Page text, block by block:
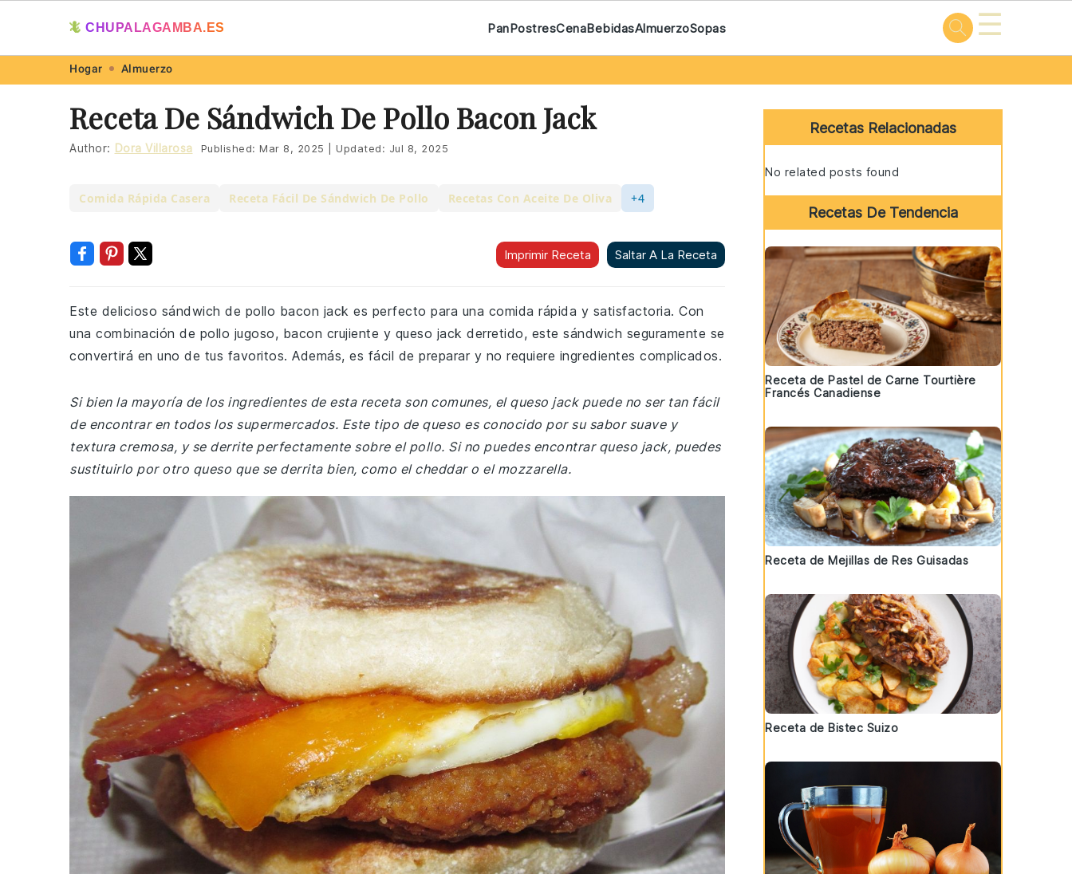
navigation
content
🦎 CHUPALAGAMBA.ES PanPostresCenaBebidasAlmuerzoSopas ☰
Hogar Almuerzo
Receta De Sándwich De Pollo Bacon Jack
Author: Dora Villarosa Published: Mar 8, 2025 Updated: Jul 8, 2025
Comida Rápida Casera Receta Fácil De Sándwich De Pollo Recetas Con Aceite De Oliva +4
Imprimir Receta Saltar A La Receta
Este delicioso sándwich de pollo bacon jack es perfecto para una comida rápida y satisfactoria. Con
una combinación de pollo jugoso, bacon crujiente y queso jack derretido, este sándwich seguramente se
convertirá en uno de tus favoritos. Además, es fácil de preparar y no requiere ingredientes complicados.
Si bien la mayoría de los ingredientes de esta receta son comunes, el queso jack puede no ser tan fácil
de encontrar en todos los supermercados. Este tipo de queso es conocido por su sabor suave y
textura cremosa, y se derrite perfectamente sobre el pollo. Si no puedes encontrar queso jack, puedes
sustituirlo por otro queso que se derrita bien, como el cheddar o el mozzarella.
Primary
Sidebar
Recetas Relacionadas
No related posts found
Recetas De Tendencia
Receta de Pastel de Carne Tourtière
Francés Canadiense
Receta de Mejillas de Res Guisadas
Receta de Bistec Suizo